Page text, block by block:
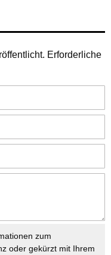
Erforderliche
zum
oder gekürzt mit Ihrem